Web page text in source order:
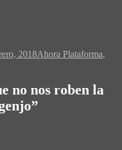
2018Ahora Plataforma,
no nos roben la
”